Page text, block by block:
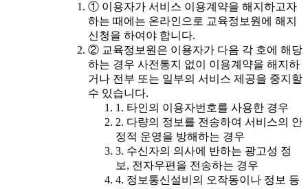
① 이용자가 서비스 이용계약을 해지하고자
하는 때에는 온라인으로 교육정보원에 해지
신청을 하여야 합니다.
② 교육정보원은 이용자가 다음 각 호에 해당
하는 경우 사전통지 없이 이용계약을 해지하
거나 전부 또는 일부의 서비스 제공을 중지할
수 있습니다.
1. 타인의 이용자번호를 사용한 경우
2. 다량의 정보를 전송하여 서비스의 안
정적 운영을 방해하는 경우
3. 수신자의 의사에 반하는 광고성 정
보, 전자우편을 전송하는 경우
4. 정보통신설비의 오작동이나 정보 등